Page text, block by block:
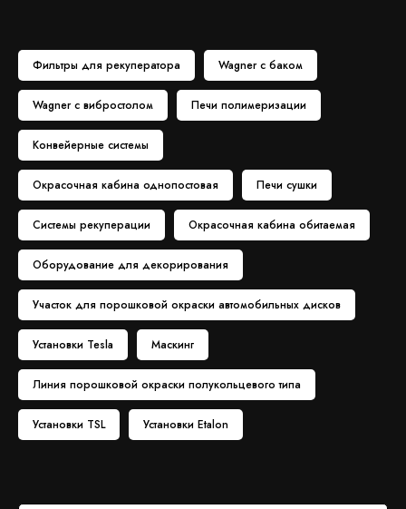
Фильтры для рекуператора Wagner с баком
Wagner с вибростолом Печи полимеризации
Конвейерные системы
Окрасочная кабина однопостовая Печи сушки
Системы рекуперации Окрасочная кабина обитаемая
Оборудование для декорирования
Участок для порошковой окраски автомобильных дисков
Установки Tesla Маскинг
Линия порошковой окраски полукольцевого типа
Установки TSL Установки Etalon